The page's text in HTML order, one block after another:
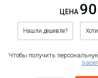
ЦЕНА
Нашли дешевле?
Чтобы получить